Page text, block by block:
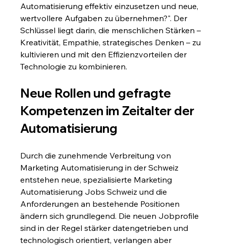
Automatisierung effektiv einzusetzen und neue,
wertvollere Aufgaben zu übernehmen?". Der
Schlüssel liegt darin, die menschlichen Stärken –
Kreativität, Empathie, strategisches Denken – zu
kultivieren und mit den Effizienzvorteilen der
Technologie zu kombinieren.
Neue Rollen und gefragte
Kompetenzen im Zeitalter der
Automatisierung
Durch die zunehmende Verbreitung von
Marketing Automatisierung in der Schweiz
entstehen neue, spezialisierte Marketing
Automatisierung Jobs Schweiz und die
Anforderungen an bestehende Positionen
ändern sich grundlegend. Die neuen Jobprofile
sind in der Regel stärker datengetrieben und
technologisch orientiert, verlangen aber